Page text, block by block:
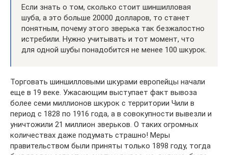
Если знать о том, сколько стоит шиншилловая
шуба, а это больше 20000 долларов, то станет
понятным, почему этого зверька так безжалостно
истребили. Нужно учитывать и тот момент, что
для одной шубы понадобится не менее 100 шкурок.
Торговать шиншилловыми шкурами европейцы начали
еще в 19 веке. Ужасающим выступает факт вывоза
более семи миллионов шкурок с территории Чили в
период с 1828 по 1916 года, а в совокупности вывезли и
уничтожили 21 миллион зверьков. О таких огромных
количествах даже подумать страшно! Меры
правительством были приняты только 1898 году, тогда